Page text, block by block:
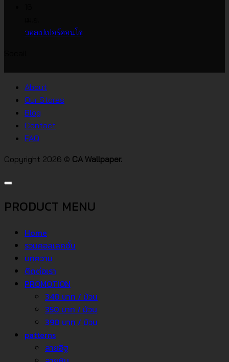
วอลเปเปอร์คอนโด
About
Our Stores
Blog
Contact
FAQ
Copyright 2026 © CA Wallpaper.
PRODUCT MENU
Home
รวมคอลเลคชั่น
บทความ
ติดต่อเรา
PROMOTION
340 บาท / ม้วน
350 บาท / ม้วน
390 บาท / ม้วน
patterns
ลายอิฐ